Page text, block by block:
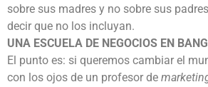
sobre sus madres y no sobre sus
decir que no los incluyan.
UNA ESCUELA DE NEGOCIOS EN
El punto es: si queremos cambiar el
con los ojos de un profesor de